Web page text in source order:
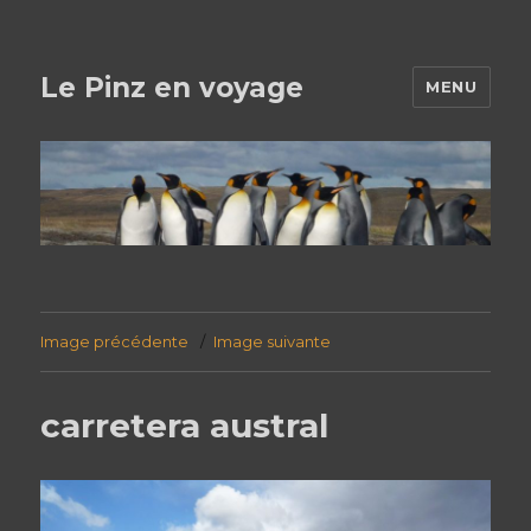
Le Pinz en voyage MENU
Image précédente Image suivante
carretera austral